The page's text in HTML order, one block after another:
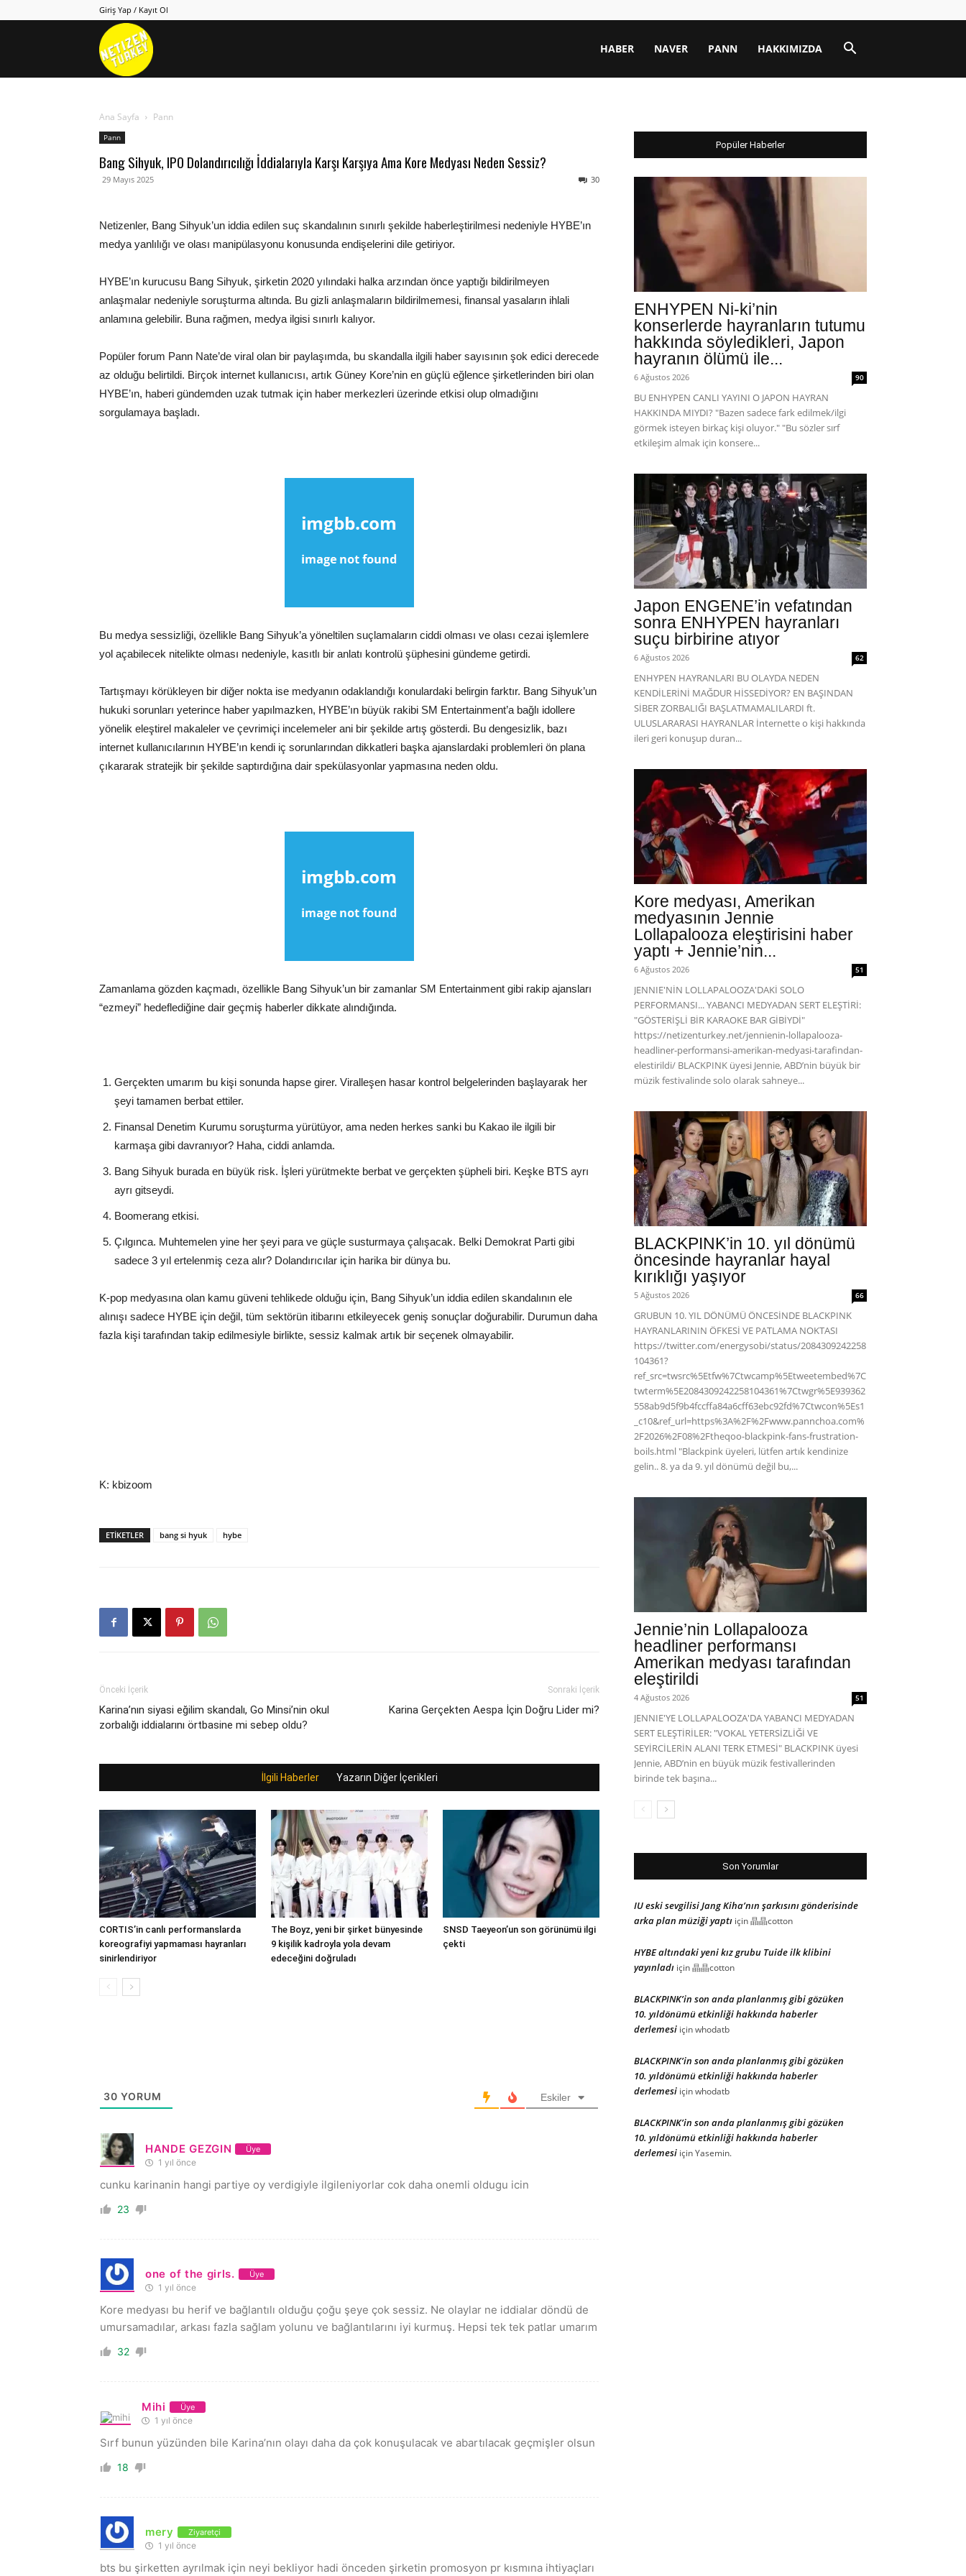
Giriş Yap / Kayıt Ol
Netizen HABER NAVER PANN HAKKIMIZDA
Ana Sayfa Pann
Pann
Bang Sihyuk, IPO Dolandırıcılığı İddialarıyla Karşı Karşıya Ama Kore Medyası Neden Sessiz?
29 Mayıs 2025 30
Netizenler, Bang Sihyuk’un iddia edilen suç skandalının sınırlı şekilde haberleştirilmesi nedeniyle HYBE’ın
medya yanlılığı ve olası manipülasyonu konusunda endişelerini dile getiriyor.
HYBE’ın kurucusu Bang Sihyuk, şirketin 2020 yılındaki halka arzından önce yaptığı bildirilmeyen
anlaşmalar nedeniyle soruşturma altında. Bu gizli anlaşmaların bildirilmemesi, finansal yasaların ihlali
anlamına gelebilir. Buna rağmen, medya ilgisi sınırlı kalıyor.
Popüler forum Pann Nate’de viral olan bir paylaşımda, bu skandalla ilgili haber sayısının şok edici derecede
az olduğu belirtildi. Birçok internet kullanıcısı, artık Güney Kore’nin en güçlü eğlence şirketlerinden biri olan
HYBE’ın, haberi gündemden uzak tutmak için haber merkezleri üzerinde etkisi olup olmadığını
sorgulamaya başladı.
Bu medya sessizliği, özellikle Bang Sihyuk’a yöneltilen suçlamaların ciddi olması ve olası cezai işlemlere
yol açabilecek nitelikte olması nedeniyle, kasıtlı bir anlatı kontrolü şüphesini gündeme getirdi.
Tartışmayı körükleyen bir diğer nokta ise medyanın odaklandığı konulardaki belirgin farktır. Bang Sihyuk’un
hukuki sorunları yeterince haber yapılmazken, HYBE’ın büyük rakibi SM Entertainment’a bağlı idollere
yönelik eleştirel makaleler ve çevrimiçi incelemeler ani bir şekilde artış gösterdi. Bu dengesizlik, bazı
internet kullanıcılarının HYBE’ın kendi iç sorunlarından dikkatleri başka ajanslardaki problemleri ön plana
çıkararak stratejik bir şekilde saptırdığına dair spekülasyonlar yapmasına neden oldu.
Zamanlama gözden kaçmadı, özellikle Bang Sihyuk’un bir zamanlar SM Entertainment gibi rakip ajansları
“ezmeyi” hedeflediğine dair geçmiş haberler dikkate alındığında.
Gerçekten umarım bu kişi sonunda hapse girer. Viralleşen hasar kontrol belgelerinden başlayarak her
şeyi tamamen berbat ettiler.
Finansal Denetim Kurumu soruşturma yürütüyor, ama neden herkes sanki bu Kakao ile ilgili bir
karmaşa gibi davranıyor? Haha, ciddi anlamda.
Bang Sihyuk burada en büyük risk. İşleri yürütmekte berbat ve gerçekten şüpheli biri. Keşke BTS ayrı
ayrı gitseydi.
Boomerang etkisi.
Çılgınca. Muhtemelen yine her şeyi para ve güçle susturmaya çalışacak. Belki Demokrat Parti gibi
sadece 3 yıl ertelenmiş ceza alır? Dolandırıcılar için harika bir dünya bu.
K-pop medyasına olan kamu güveni tehlikede olduğu için, Bang Sihyuk’un iddia edilen skandalının ele
alınışı sadece HYBE için değil, tüm sektörün itibarını etkileyecek geniş sonuçlar doğurabilir. Durumun daha
fazla kişi tarafından takip edilmesiyle birlikte, sessiz kalmak artık bir seçenek olmayabilir.
K: kbizoom
ETIKETLER bang si hyuk hybe
Önceki İçerik
Karina’nın siyasi eğilim skandalı, Go Minsi’nin okul
zorbalığı iddialarını örtbasine mi sebep oldu?
Sonraki İçerik
Karina Gerçekten Aespa İçin Doğru Lider mi?
İlgili Haberler Yazarın Diğer İçerikleri
CORTIS’in canlı performanslarda
koreografiyi yapmaması hayranları
sinirlendiriyor
The Boyz, yeni bir şirket bünyesinde
9 kişilik kadroyla yola devam
edeceğini doğruladı
SNSD Taeyeon’un son görünümü ilgi
çekti
30 YORUM Eskiler
HANDE GEZGIN Üye
1 yıl önce
cunku karinanin hangi partiye oy verdigiyle ilgileniyorlar cok daha onemli oldugu icin
23
one of the girls. Üye
1 yıl önce
Kore medyası bu herif ve bağlantılı olduğu çoğu şeye çok sessiz. Ne olaylar ne iddialar döndü de
umursamadılar, arkası fazla sağlam yolunu ve bağlantılarını iyi kurmuş. Hepsi tek tek patlar umarım
32
Mihi Üye
1 yıl önce
Sırf bunun yüzünden bile Karina’nın olayı daha da çok konuşulacak ve abartılacak geçmişler olsun
18
mery Ziyaretçi
1 yıl önce
bts bu şirketten ayrılmak için neyi bekliyor hadi önceden şirketin promosyon pr kısmına ihtiyaçları
Popüler Haberler
ENHYPEN Ni-ki’nin
konserlerde hayranların tutumu
hakkında söyledikleri, Japon
hayranın ölümü ile...
6 Ağustos 2026 90
BU ENHYPEN CANLI YAYINI O JAPON HAYRAN
HAKKINDA MIYDI? "Bazen sadece fark edilmek/ilgi
görmek isteyen birkaç kişi oluyor." "Bu sözler sırf
etkileşim almak için konsere...
Japon ENGENE’in vefatından
sonra ENHYPEN hayranları
suçu birbirine atıyor
6 Ağustos 2026 62
ENHYPEN HAYRANLARI BU OLAYDA NEDEN
KENDİLERİNİ MAĞDUR HİSSEDİYOR? EN BAŞINDAN
SİBER ZORBALIĞI BAŞLATMAMALILARDI ft.
ULUSLARARASI HAYRANLAR İnternette o kişi hakkında
ileri geri konuşup duran...
Kore medyası, Amerikan
medyasının Jennie
Lollapalooza eleştirisini haber
yaptı + Jennie’nin...
6 Ağustos 2026 51
JENNIE'NİN LOLLAPALOOZA'DAKİ SOLO
PERFORMANSI... YABANCI MEDYADAN SERT ELEŞTİRİ:
"GÖSTERİŞLİ BİR KARAOKE BAR GİBİYDİ"
https://netizenturkey.net/jennienin-lollapalooza-
headliner-performansi-amerikan-medyasi-tarafindan-
elestirildi/ BLACKPINK üyesi Jennie, ABD’nin büyük bir
müzik festivalinde solo olarak sahneye...
BLACKPINK’in 10. yıl dönümü
öncesinde hayranlar hayal
kırıklığı yaşıyor
5 Ağustos 2026 66
GRUBUN 10. YIL DÖNÜMÜ ÖNCESİNDE BLACKPINK
HAYRANLARININ ÖFKESİ VE PATLAMA NOKTASI
https://twitter.com/energysobi/status/2084309242258
104361?
ref_src=twsrc%5Etfw%7Ctwcamp%5Etweetembed%7C
twterm%5E2084309242258104361%7Ctwgr%5E939362
558ab9d5f9b4fccffa84a6cff63ebc92fd%7Ctwcon%5Es1
_c10&ref_url=https%3A%2F%2Fwww.pannchoa.com%
2F2026%2F08%2Ftheqoo-blackpink-fans-frustration-
boils.html "Blackpink üyeleri, lütfen artık kendinize
gelin.. 8. ya da 9. yıl dönümü değil bu,...
Jennie’nin Lollapalooza
headliner performansı
Amerikan medyası tarafından
eleştirildi
4 Ağustos 2026 51
JENNIE'YE LOLLAPALOOZA'DA YABANCI MEDYADAN
SERT ELEŞTİRİLER: "VOKAL YETERSİZLİĞİ VE
SEYİRCİLERİN ALANI TERK ETMESİ" BLACKPINK üyesi
Jennie, ABD’nin en büyük müzik festivallerinden
birinde tek başına...
Son Yorumlar
IU eski sevgilisi Jang Kiha’nın şarkısını gönderisinde
arka plan müziği yaptı için晶晶cotton
HYBE altındaki yeni kız grubu Tuide ilk klibini
yayınladı için晶晶cotton
BLACKPINK’in son anda planlanmış gibi gözüken
10. yıldönümü etkinliği hakkında haberler
derlemesi içinwhodatb
BLACKPINK’in son anda planlanmış gibi gözüken
10. yıldönümü etkinliği hakkında haberler
derlemesi içinwhodatb
BLACKPINK’in son anda planlanmış gibi gözüken
10. yıldönümü etkinliği hakkında haberler
derlemesi içinYasemin.